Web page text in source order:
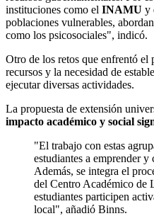
instituciones como el INAMU y
poblaciones vulnerables,
como los psicosociales", indicó.
Otro de los retos que enfrentó
recursos y la necesidad de
ejecutar diversas actividades.
La propuesta de extensión
impacto académico y social
"El trabajo con estas
estudiantes a emprender y
Además, se integra el
del Centro Académico de
estudiantes participen
local", añadió Binns.